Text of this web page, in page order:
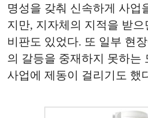
명성을 갖춰 신속하게 사업
지만, 지자체의 지적을 받
비판도 있었다. 또 일부 현
의 갈등을 중재하지 못하는
사업에 제동이 걸리기도 했